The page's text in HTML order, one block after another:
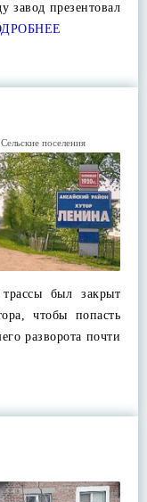
завод презентовал
Сельские поселения
трассы был закрыт
чтобы попасть
разворота почти